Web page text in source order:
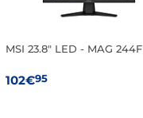
MSI 23.8" LED - MAG 244F
102€95